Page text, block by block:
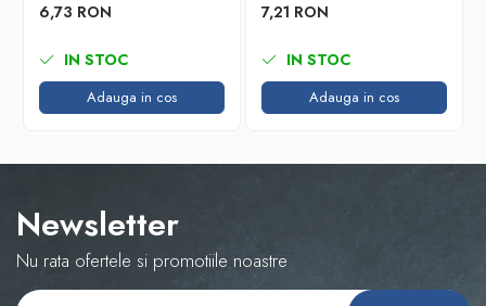
6,73 RON
IN STOC
Adauga in cos
7,21 RON
IN STOC
Adauga in cos
Newsletter
Nu rata ofertele si promotiile noastre